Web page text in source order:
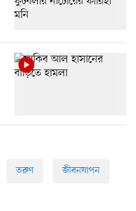
তরুণ জীবনযাপন